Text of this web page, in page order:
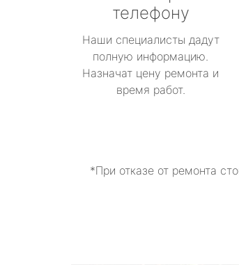
телефону
Наши специалисты дадут
полную информацию.
Назначат цену ремонта и
время работ.
*При отказе от ремонта